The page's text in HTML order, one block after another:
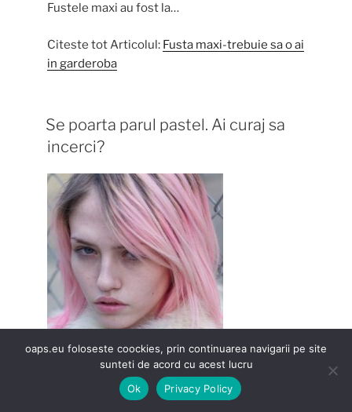
Fustele maxi au fost la…
Citeste tot Articolul: Fusta maxi-trebuie sa o ai
in garderoba
Se poarta parul pastel. Ai curaj sa
incerci?
oaps.eu foloseste coockies, prin continuarea navigarii pe site
sunteti de acord cu acest lucru
Ok
Privacy Policy